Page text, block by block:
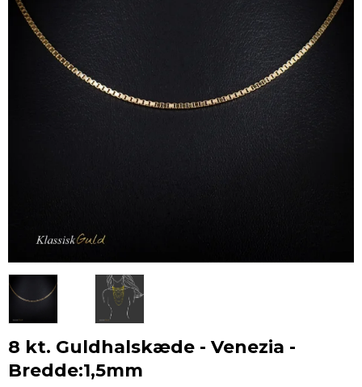
8 kt. Guldhalskæde - Venezia -
Bredde:1,5mm